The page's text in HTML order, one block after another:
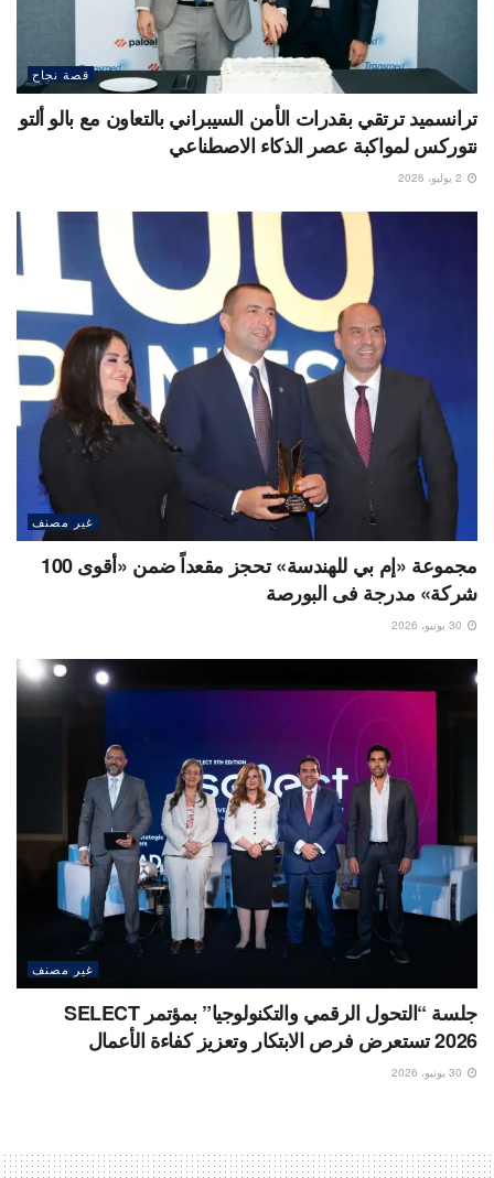
قصة نجاح
ترانسميد ترتقي بقدرات الأمن السيبراني بالتعاون مع بالو ألتو
نتوركس لمواكبة عصر الذكاء الاصطناعي
غير مصنف
مجموعة «إم بي للهندسة» تحجز مقعداً ضمن «أقوى 100
شركة» مدرجة فى البورصة
غير مصنف
جلسة “التحول الرقمي والتكنولوجيا” بمؤتمر SELECT
2026 تستعرض فرص الابتكار وتعزيز كفاءة الأعمال